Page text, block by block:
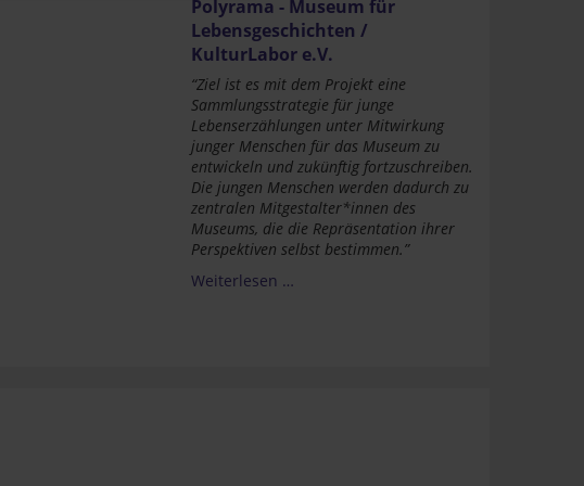
Polyrama - Museum für
Lebensgeschichten /
KulturLabor e.V.
“Ziel ist es mit dem Projekt eine
Sammlungsstrategie für junge
Lebenserzählungen unter Mitwirkung
junger Menschen für das Museum zu
entwickeln und zukünftig fortzuschreiben.
Die jungen Menschen werden dadurch zu
zentralen Mitgestalter*innen des
Museums, die die Repräsentation ihrer
Perspektiven selbst bestimmen.”
Weiterlesen …